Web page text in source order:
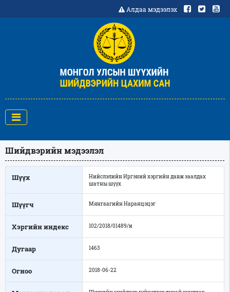
Алдаа мэдээлэх
Шийдвэрийн мэдээлэл
Шүүх
Нийслэлийн Иргэний хэргийн давж заалдах
шатны шүүх
Шүүгч Мянгаагийн Наранцэцэг
Хэргийн индекс 102/2018/01489/и
Дугаар 1463
Огноо 2018-06-22